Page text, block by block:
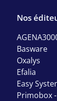
Nos
Basware
Oxalys
Efalia
Easy
Primobox